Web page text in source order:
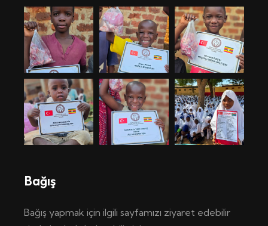
Bağış
Bağış yapmak için ilgili sayfamızı ziyaret edebilir